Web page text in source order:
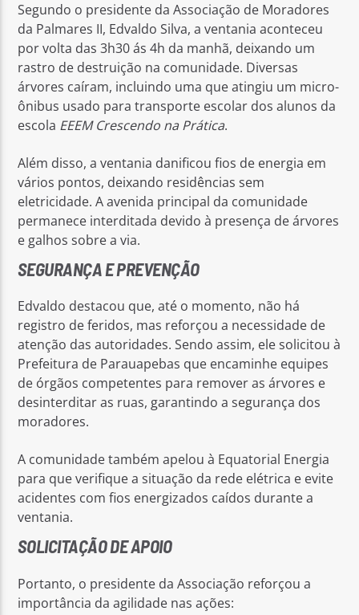
Segundo o presidente da Associação de Moradores
da Palmares II, Edvaldo Silva, a ventania aconteceu
por volta das 3h30 ás 4h da manhã, deixando um
rastro de destruição na comunidade. Diversas
árvores caíram, incluindo uma que atingiu um micro-
ônibus usado para transporte escolar dos alunos da
escola EEEM Crescendo na Prática.
Além disso, a ventania danificou fios de energia em
vários pontos, deixando residências sem
eletricidade. A avenida principal da comunidade
permanece interditada devido à presença de árvores
e galhos sobre a via.
SEGURANÇA E PREVENÇÃO
Edvaldo destacou que, até o momento, não há
registro de feridos, mas reforçou a necessidade de
atenção das autoridades. Sendo assim, ele solicitou à
Prefeitura de Parauapebas que encaminhe equipes
de órgãos competentes para remover as árvores e
desinterditar as ruas, garantindo a segurança dos
moradores.
A comunidade também apelou à Equatorial Energia
para que verifique a situação da rede elétrica e evite
acidentes com fios energizados caídos durante a
ventania.
SOLICITAÇÃO DE APOIO
Portanto, o presidente da Associação reforçou a
importância da agilidade nas ações: